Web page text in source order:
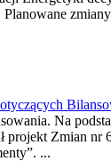
Na
Zmian
...